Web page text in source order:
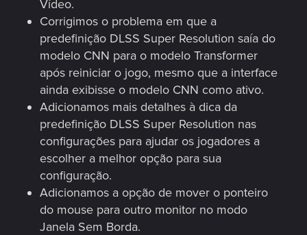
Vídeo.
Corrigimos o problema em que a
predefinição DLSS Super Resolution saía do
modelo CNN para o modelo Transformer
após reiniciar o jogo, mesmo que a interface
ainda exibisse o modelo CNN como ativo.
Adicionamos mais detalhes à dica da
predefinição DLSS Super Resolution nas
configurações para ajudar os jogadores a
escolher a melhor opção para sua
configuração.
Adicionamos a opção de mover o ponteiro
do mouse para outro monitor no modo
Janela Sem Borda.